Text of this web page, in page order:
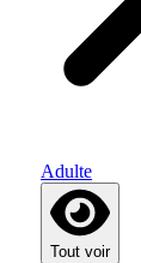
Adulte
Tout voir